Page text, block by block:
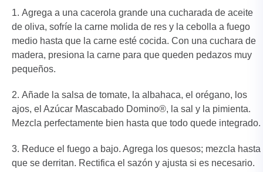
Agrega a una cacerola grande una cucharada de aceite
de oliva, sofríe la carne molida de res y la cebolla a fuego
medio hasta que la carne esté cocida. Con una cuchara de
madera, presiona la carne para que queden pedazos muy
pequeños.
Añade la salsa de tomate, la albahaca, el orégano, los
ajos, el Azúcar Mascabado Domino®, la sal y la pimienta.
Mezcla perfectamente bien hasta que todo quede integrado.
Reduce el fuego a bajo. Agrega los quesos; mezcla hasta
que se derritan. Rectifica el sazón y ajusta si es necesario.